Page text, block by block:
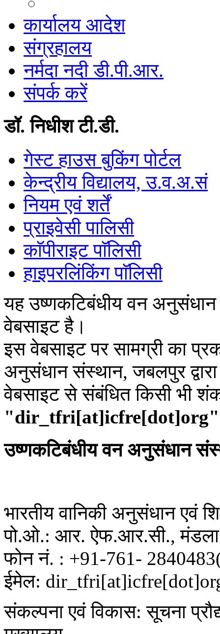
कार्यालय आदेश
संग्रहालय
नर्मदा नदी डी.पी.आर.
संपर्क करें
डॉ. निधीश टी.डी.
गेस्ट हाउस बुकिंग पोर्टल
केन्द्रीय विद्यालय, उ.व.अ.सं
नियम एवं शर्तें
प्राइवेसी पालिसी
काॅपीराइट पाॅलिसी
हाइपरलिंकिंग पाॅलिसी
यह उष्णकटिबंधीय वन
वेबसाइट है।
इस वेबसाइट पर सामग्री का
अनुसंधान संस्थान, जबलपुर
वेबसाइट से संबंधित किसी भी
"dir_tfri[at]icfre[dot]org"
उष्णकटिबंधीय वन अनुसंधान
भारतीय वानिकी अनुसंधान एवं
पो.ओ.: आर. ऐफ.आर.सी., मंडला
फोन नं. : +91-761-
ईमेल:
संकल्पना एवं विकास: सूचना